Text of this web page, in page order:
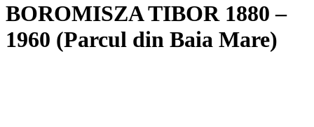
BOROMISZA TIBOR 1880 –
1960 (Parcul din Baia Mare)